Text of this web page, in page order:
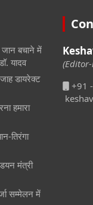
जान बचाने में
यादव
डायरेक्ट
हमारा
तिरंगा
मंत्री
सम्मेलन में
+91